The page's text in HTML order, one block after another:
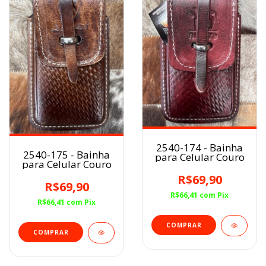
2540-175 - Bainha
para Celular Couro
R$69,90
R$66,41 com Pix
2540-174 - Bainha
para Celular Couro
R$69,90
R$66,41 com Pix